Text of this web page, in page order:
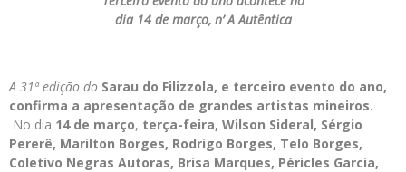
dia 14 de março, n’ A Autêntica
A 31ª edição do Sarau do Filizzola, e terceiro evento do ano,
confirma a apresentação de grandes artistas mineiros.
No dia 14 de março, terça-feira, Wilson Sideral, Sérgio
Pererê, Marilton Borges, Rodrigo Borges, Telo Borges,
Coletivo Negras Autoras, Brisa Marques, Péricles Garcia,